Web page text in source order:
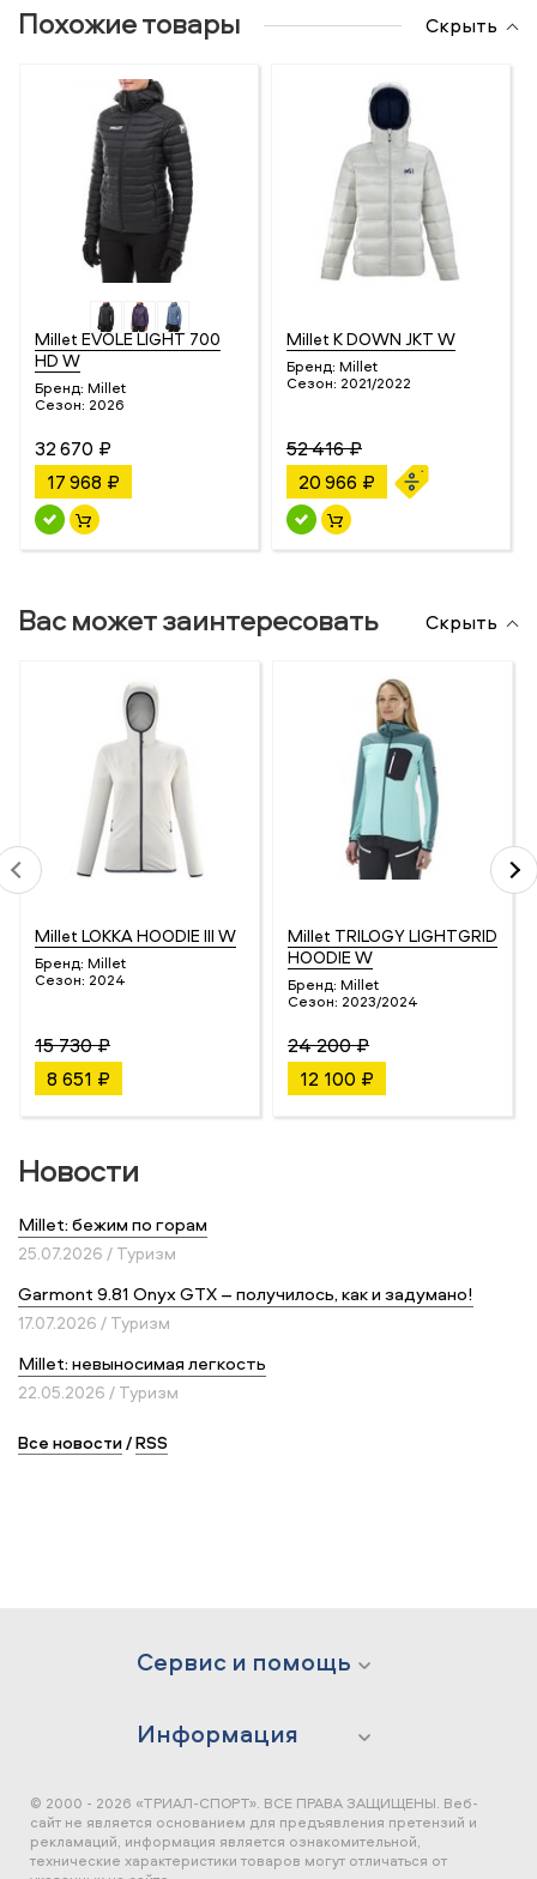
Похожие товары Скрыть
Millet EVOLE LIGHT 700
HD W
Бренд: Millet
Сезон: 2026
32 670 ₽
17 968 ₽
Millet K DOWN JKT W
Бренд: Millet
Сезон: 2021/2022
52 416 ₽
20 966 ₽
Вас может заинтересовать Скрыть
Millet LOKKA HOODIE III W
Бренд: Millet
Сезон: 2024
15 730 ₽
8 651 ₽
Millet TRILOGY LIGHTGRID
HOODIE W
Бренд: Millet
Сезон: 2023/2024
24 200 ₽
12 100 ₽
Новости
Millet: бежим по горам
25.07.2026 / Туризм
Garmont 9.81 Onyx GTX – получилось, как и задумано!
17.07.2026 / Туризм
Millet: невыносимая легкость
22.05.2026 / Туризм
Все новости/RSS
Сервис и помощь
Информация
© 2000 - 2026 «ТРИАЛ-СПОРТ». ВСЕ ПРАВА ЗАЩИЩЕНЫ. Веб-
сайт не является основанием для предъявления претензий и
рекламаций, информация является ознакомительной,
технические характеристики товаров могут отличаться от